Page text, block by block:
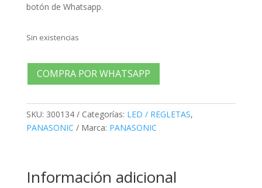
botón de Whatsapp.
Sin existencias
COMPRA POR WHATSAPP
SKU: 300134 Categorías: LED / REGLETAS,
PANASONIC
Marca: PANASONIC
Información adicional